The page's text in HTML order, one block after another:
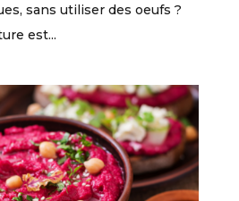
sans utiliser des oeufs ?
est...